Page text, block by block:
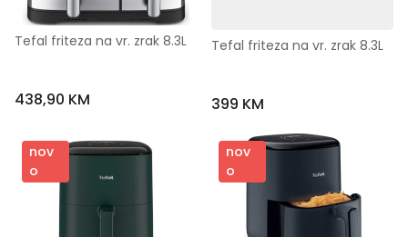
Tefal friteza na vr. zrak 8.3L
438,90 KM
Tefal friteza na vr. zrak 8.3L
399 KM
nov
o
nov
o